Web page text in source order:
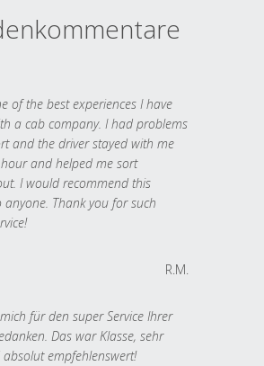
of the best experiences I have
a cab company. I had problems
and the driver stayed with me
and helped me sort
I would recommend this
Thank you for such
R.M.
für den super Service Ihrer
Das war Klasse, sehr
empfehlenswert!